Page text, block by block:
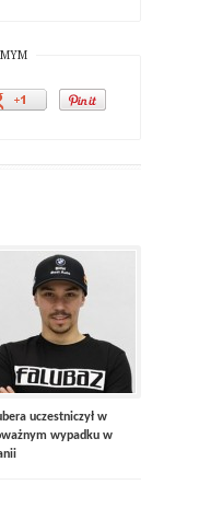
uczestniczył w
wypadku w